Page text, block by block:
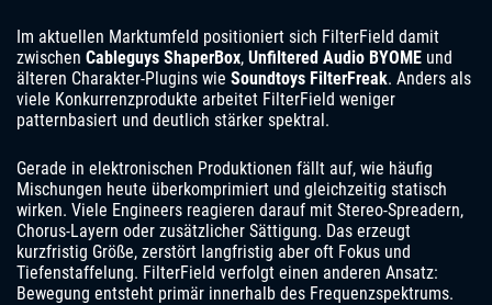
Im aktuellen Marktumfeld positioniert sich FilterField damit
zwischen Cableguys ShaperBox, Unfiltered Audio BYOME und
älteren Charakter-Plugins wie Soundtoys FilterFreak. Anders als
viele Konkurrenzprodukte arbeitet FilterField weniger
patternbasiert und deutlich stärker spektral.
Gerade in elektronischen Produktionen fällt auf, wie häufig
Mischungen heute überkomprimiert und gleichzeitig statisch
wirken. Viele Engineers reagieren darauf mit Stereo-Spreadern,
Chorus-Layern oder zusätzlicher Sättigung. Das erzeugt
kurzfristig Größe, zerstört langfristig aber oft Fokus und
Tiefenstaffelung. FilterField verfolgt einen anderen Ansatz:
Bewegung entsteht primär innerhalb des Frequenzspektrums.